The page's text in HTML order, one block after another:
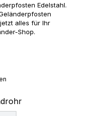
Edelstahl.
alles für Ihr
Shop.
auswählen